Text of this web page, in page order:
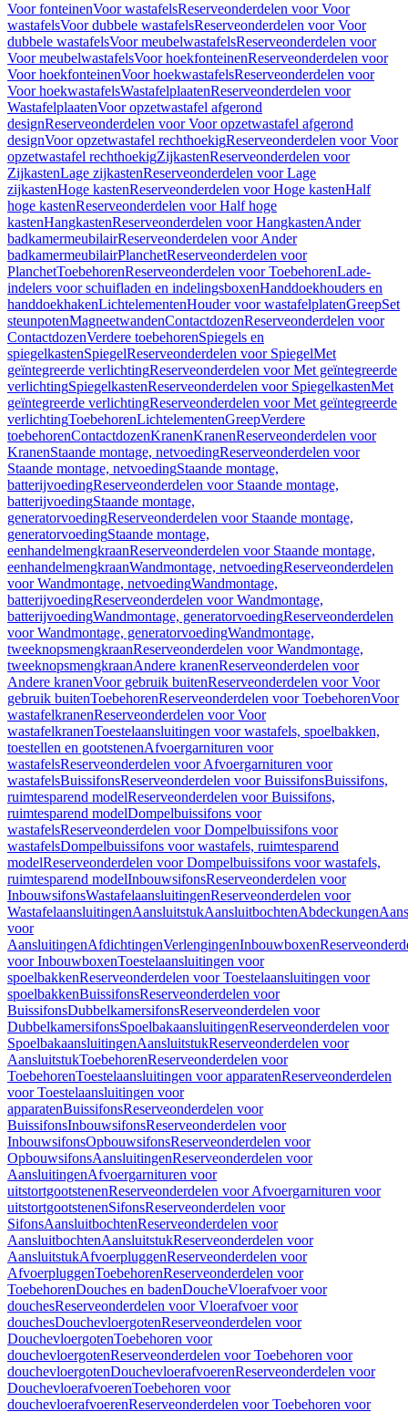
Voor fonteinenVoor wastafelsReserveonderdelen voor Voor
wastafelsVoor dubbele wastafelsReserveonderdelen voor Voor
dubbele wastafelsVoor meubelwastafelsReserveonderdelen voor
Voor meubelwastafelsVoor hoekfonteinenReserveonderdelen voor
Voor hoekfonteinenVoor hoekwastafelsReserveonderdelen voor
Voor hoekwastafelsWastafelplaatenReserveonderdelen voor
WastafelplaatenVoor opzetwastafel afgerond
designReserveonderdelen voor Voor opzetwastafel afgerond
designVoor opzetwastafel rechthoekigReserveonderdelen voor Voor
opzetwastafel rechthoekigZijkastenReserveonderdelen voor
ZijkastenLage zijkastenReserveonderdelen voor Lage
zijkastenHoge kastenReserveonderdelen voor Hoge kastenHalf
hoge kastenReserveonderdelen voor Half hoge
kastenHangkastenReserveonderdelen voor HangkastenAnder
badkamermeubilairReserveonderdelen voor Ander
badkamermeubilairPlanchetReserveonderdelen voor
PlanchetToebehorenReserveonderdelen voor ToebehorenLade-
indelers voor schuifladen en indelingsboxenHanddoekhouders en
handdoekhakenLichtelementenHouder voor wastafelplatenGreepSet
steunpotenMagneetwandenContactdozenReserveonderdelen voor
ContactdozenVerdere toebehorenSpiegels en
spiegelkastenSpiegelReserveonderdelen voor SpiegelMet
geïntegreerde verlichtingReserveonderdelen voor Met geïntegreerde
verlichtingSpiegelkastenReserveonderdelen voor SpiegelkastenMet
geïntegreerde verlichtingReserveonderdelen voor Met geïntegreerde
verlichtingToebehorenLichtelementenGreepVerdere
toebehorenContactdozenKranenKranenReserveonderdelen voor
KranenStaande montage, netvoedingReserveonderdelen voor
Staande montage, netvoedingStaande montage,
batterijvoedingReserveonderdelen voor Staande montage,
batterijvoedingStaande montage,
generatorvoedingReserveonderdelen voor Staande montage,
generatorvoedingStaande montage,
eenhandelmengkraanReserveonderdelen voor Staande montage,
eenhandelmengkraanWandmontage, netvoedingReserveonderdelen
voor Wandmontage, netvoedingWandmontage,
batterijvoedingReserveonderdelen voor Wandmontage,
batterijvoedingWandmontage, generatorvoedingReserveonderdelen
voor Wandmontage, generatorvoedingWandmontage,
tweeknopsmengkraanReserveonderdelen voor Wandmontage,
tweeknopsmengkraanAndere kranenReserveonderdelen voor
Andere kranenVoor gebruik buitenReserveonderdelen voor Voor
gebruik buitenToebehorenReserveonderdelen voor ToebehorenVoor
wastafelkranenReserveonderdelen voor Voor
wastafelkranenToestelaansluitingen voor wastafels, spoelbakken,
toestellen en gootstenenAfvoergarnituren voor
wastafelsReserveonderdelen voor Afvoergarnituren voor
wastafelsBuissifonsReserveonderdelen voor BuissifonsBuissifons,
ruimtesparend modelReserveonderdelen voor Buissifons,
ruimtesparend modelDompelbuissifons voor
wastafelsReserveonderdelen voor Dompelbuissifons voor
wastafelsDompelbuissifons voor wastafels, ruimtesparend
modelReserveonderdelen voor Dompelbuissifons voor wastafels,
ruimtesparend modelInbouwsifonsReserveonderdelen voor
InbouwsifonsWastafelaansluitingenReserveonderdelen voor
WastafelaansluitingenAansluitstukAansluitbochtenAbdeckungen
voor
AansluitingenAfdichtingenVerlengingenInbouwboxen
voor InbouwboxenToestelaansluitingen voor
spoelbakkenReserveonderdelen voor Toestelaansluitingen voor
spoelbakkenBuissifonsReserveonderdelen voor
BuissifonsDubbelkamersifonsReserveonderdelen voor
DubbelkamersifonsSpoelbakaansluitingenReserveonderdelen voor
SpoelbakaansluitingenAansluitstukReserveonderdelen voor
AansluitstukToebehorenReserveonderdelen voor
ToebehorenToestelaansluitingen voor apparatenReserveonderdelen
voor Toestelaansluitingen voor
apparatenBuissifonsReserveonderdelen voor
BuissifonsInbouwsifonsReserveonderdelen voor
InbouwsifonsOpbouwsifonsReserveonderdelen voor
OpbouwsifonsAansluitingenReserveonderdelen voor
AansluitingenAfvoergarnituren voor
uitstortgootstenenReserveonderdelen voor Afvoergarnituren voor
uitstortgootstenenSifonsReserveonderdelen voor
SifonsAansluitbochtenReserveonderdelen voor
AansluitbochtenAansluitstukReserveonderdelen voor
AansluitstukAfvoerpluggenReserveonderdelen voor
AfvoerpluggenToebehorenReserveonderdelen voor
ToebehorenDouches en badenDoucheVloerafvoer voor
douchesReserveonderdelen voor Vloerafvoer voor
douchesDouchevloergotenReserveonderdelen voor
DouchevloergotenToebehoren voor
douchevloergotenReserveonderdelen voor Toebehoren voor
douchevloergotenDouchevloerafvoerenReserveonderdelen voor
DouchevloerafvoerenToebehoren voor
douchevloerafvoerenReserveonderdelen voor Toebehoren voor